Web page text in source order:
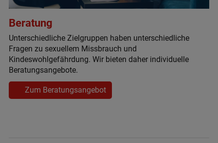
Beratung
Unterschiedliche Zielgruppen haben unterschiedliche
Fragen zu sexuellem Missbrauch und
Kindeswohlgefährdung. Wir bieten daher individuelle
Beratungsangebote.
Zum Beratungsangebot